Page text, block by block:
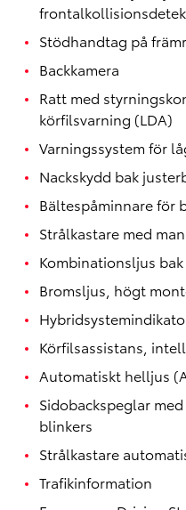
Stödhandtag på
Backkamera
Ratt med
körfilsvarning (LDA)
Varningssystem för
Nackskydd bak
Bältespåminnare för
Strålkastare med
Kombinationsljus bak
Bromsljus, högt
Körfilsassistans,
Automatiskt helljus
Sidobackspeglar
blinkers
Strålkastare
Trafikinformation